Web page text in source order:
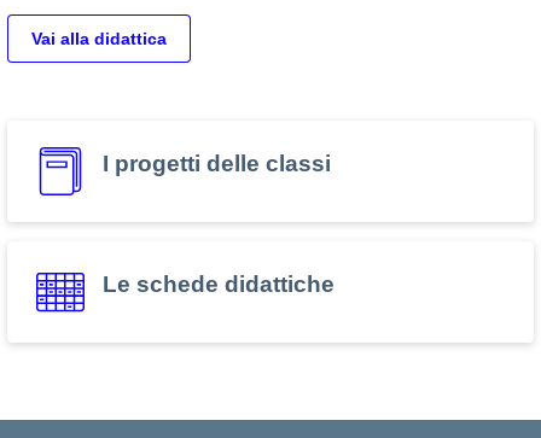
Vai alla didattica
I progetti delle classi
Le schede didattiche